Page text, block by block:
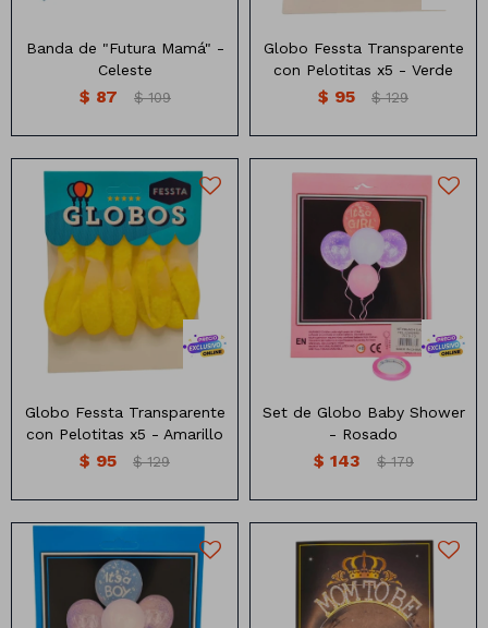
Banda de "Futura Mamá" -
Celeste
$ 87 $ 109
Globo Fessta Transparente
con Pelotitas x5 - Verde
$ 95 $ 129
Globo trasparente relleno
con pelotitas x5 unidades
Globo Fessta Transparente
con Pelotitas x5 - Amarillo
$ 95 $ 129
Set de globo con diseño
baby shower
Set de Globo Baby Shower
- Rosado
$ 143 $ 179
Manteles
Servilletas
Sorbitos
Cubiertos
Brillosa
Holográfica
Cuadradas
Pastel
Diseños
Feliz cumple
Candelabros
Soportes